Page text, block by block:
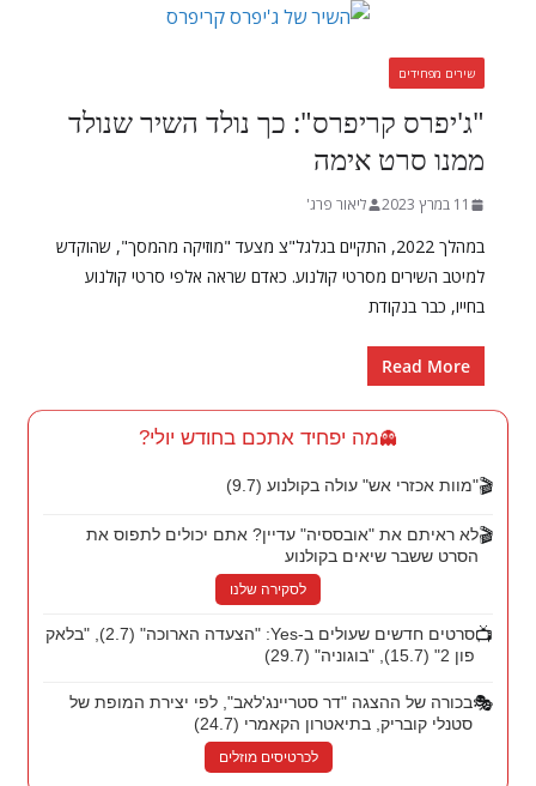
שירים מפחידים
"ג'יפרס קריפרס": כך נולד השיר שנולד
ממנו סרט אימה
11 במרץ 2023 ליאור פרג'
במהלך 2022, התקיים בגלגל"צ מצעד "מוזיקה מהמסך", שהוקדש
למיטב השירים מסרטי קולנוע. כאדם שראה אלפי סרטי קולנוע
בחייו, כבר בנקודת
Read More
👻מה יפחיד אתכם בחודש יולי?
🎬"מוות אכזרי אש" עולה בקולנוע (9.7)
🎬לא ראיתם את "אובססיה" עדיין? אתם יכולים לתפוס את
הסרט ששבר שיאים בקולנוע
לסקירה שלנו
📺
סרטים חדשים שעולים ב-Yes: "הצעדה הארוכה" (2.7), "בלאק
פון 2" (15.7), "בוגוניה" (29.7)
🎭בכורה של ההצגה "דר סטריינג'לאב", לפי יצירת המופת של
סטנלי קובריק, בתיאטרון הקאמרי (24.7)
לכרטיסים מוזלים